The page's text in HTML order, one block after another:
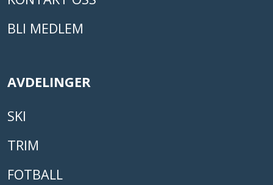
BLI MEDLEM
AVDELINGER
SKI
TRIM
FOTBALL